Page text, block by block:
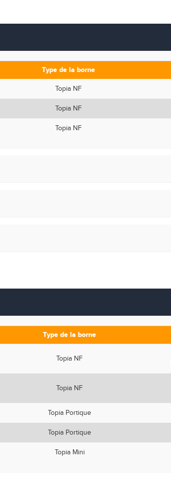
Type de la borne
Topia NF
Topia NF
Topia NF
Type de la borne
Topia NF
Topia NF
Topia Portique
Topia Portique
Topia Mini